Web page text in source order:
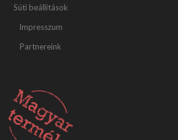
Süti beállítások
Impresszum
Partnereink